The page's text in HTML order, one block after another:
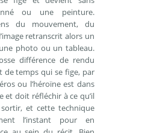
ou une peinture.
du mouvement, du
retranscrit alors un
photo ou un tableau.
différence de rendu
de temps qui se fige, par
ou l’héroïne est dans
et doit réfléchir à ce qu’il
et cette technique
l’instant pour en